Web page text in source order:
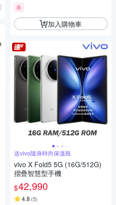
券
加入購物車
送vivo隨身時尚保溫瓶
vivo X Fold5 5G (16G/512G)
摺疊智慧型手機
$42,990
4.8 (5)